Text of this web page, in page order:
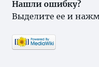
Нашли ошибку?
Выделите ее и